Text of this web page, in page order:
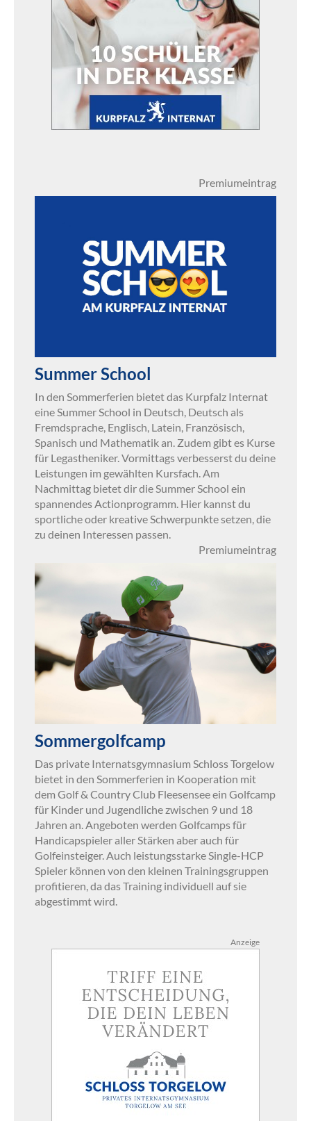
Premiumeintrag
Summer School
In den Sommerferien bietet das Kurpfalz Internat
eine Summer School in Deutsch, Deutsch als
Fremdsprache, Englisch, Latein, Französisch,
Spanisch und Mathematik an. Zudem gibt es Kurse
für Legastheniker. Vormittags verbesserst du deine
Leistungen im gewählten Kursfach. Am
Nachmittag bietet dir die Summer School ein
spannendes Actionprogramm. Hier kannst du
sportliche oder kreative Schwerpunkte setzen, die
zu deinen Interessen passen.
Premiumeintrag
Sommergolfcamp
Das private Internatsgymnasium Schloss Torgelow
bietet in den Sommerferien in Kooperation mit
dem Golf & Country Club Fleesensee ein Golfcamp
für Kinder und Jugendliche zwischen 9 und 18
Jahren an. Angeboten werden Golfcamps für
Handicapspieler aller Stärken aber auch für
Golfeinsteiger. Auch leistungsstarke Single-HCP
Spieler können von den kleinen Trainingsgruppen
profitieren, da das Training individuell auf sie
abgestimmt wird.
Anzeige